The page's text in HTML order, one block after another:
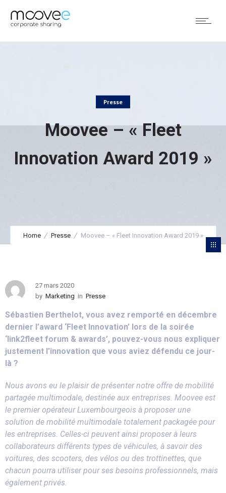
Presse
Moovee – « Fleet
Innovation Award 2019 »
Home Presse Moovee – « Fleet Innovation Award 2019 »
27 mars 2020
by Marketing in Presse
Sébastien Berthelot, vous avez remporté en décembre
dernier l’award ‘Fleet Innovation’ lors de la soirée
‘link2fleet forum & awards’, pouvez-vous nous expliquer
justement l’innovation que vous aviez défendu ce jour-
là ?
Nous avons eu le plaisir de présenter notre offre de mobilité
partagée multimodale, destinée aux entreprises. Moovee est
le premier opérateur Luxembourgeois à proposer une
solution de mobilité multimodale totalement packagée pour
les entreprises. Celles-ci peuvent ainsi proposer à leurs
collaborateurs différents types de véhicules, à savoir des
voitures, des scooters, des vélos ou des trottinettes, que
chacun pourra utiliser pour ses besoins professionnels, mais
également privés.